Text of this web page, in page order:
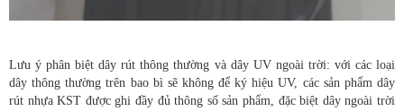
Lưu ý phân biệt dây rút thông thường và dây UV ngoài trời: với các loại
dây thông thường trên bao bì sẽ không để ký hiệu UV, các sản phẩm dây
rút nhựa KST được ghi đầy đủ thông số sản phẩm, đặc biệt dây ngoài trời